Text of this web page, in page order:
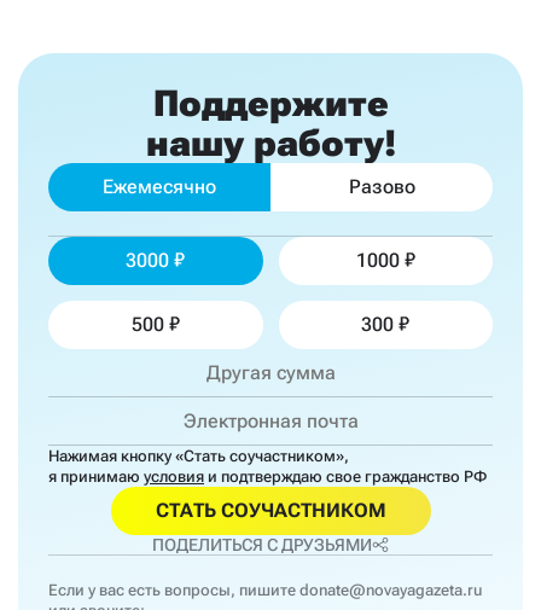
Поддержите
нашу работу!
Ежемесячно Разово
3000 1000
500 300
Нажимая кнопку «Стать соучастником»,
я принимаю условия и подтверждаю свое гражданство РФ
СТАТЬ СОУЧАСТНИКОМ
ПОДЕЛИТЬСЯ С ДРУЗЬЯМИ
Если у вас есть вопросы, пишите donate@novayagazeta.ru